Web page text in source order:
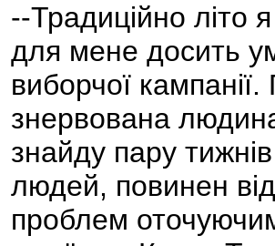
--Традиційно літо
для мене досить
виборчої
знервована
знайду пару
людей, повинен
проблем